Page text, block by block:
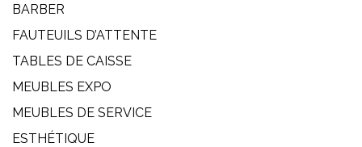
BARBER
FAUTEUILS D’ATTENTE
TABLES DE CAISSE
MEUBLES EXPO
MEUBLES DE SERVICE
ESTHÉTIQUE